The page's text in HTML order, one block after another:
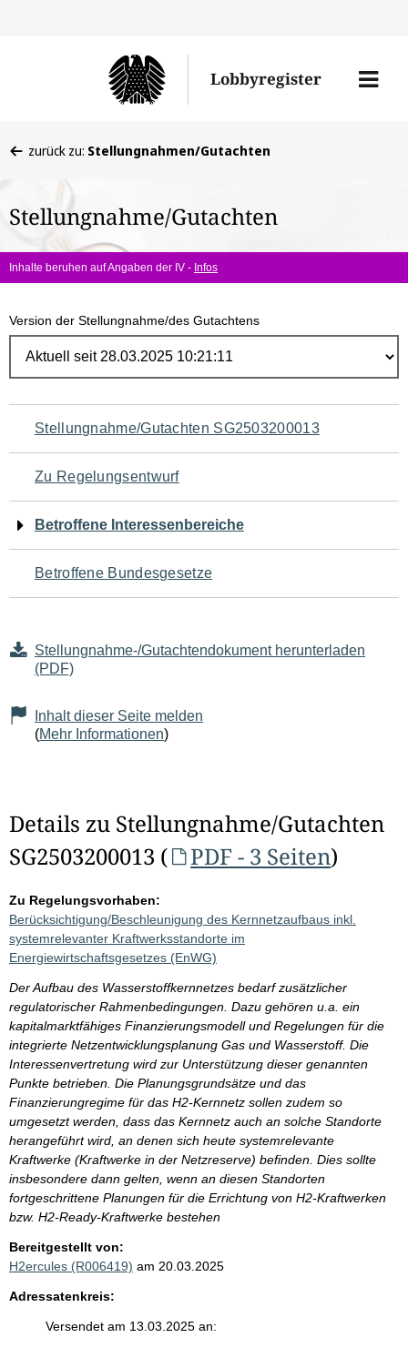
Lobbyregister
Menü
befinden
hier:
zurück zu: Stellungnahmen/Gutachten
Stellungnahme/Gutachten
Inhalte beruhen auf Angaben der IV - Infos
Version der Stellungnahme/des Gutachtens
Navigation
für
den
Seiteninhalt
Stellungnahme/Gutachten SG2503200013
Zu Regelungsentwurf
Betroffene Interessenbereiche
Betroffene Bundesgesetze
Stellungnahme-/Gutachtendokument herunterladen
(PDF)
Inhalt dieser Seite melden
(Mehr Informationen)
Details zu Stellungnahme/Gutachten
SG2503200013 (
PDF - 3 Seiten)
Zu Regelungsvorhaben:
Berücksichtigung/Beschleunigung des Kernnetzaufbaus inkl.
systemrelevanter Kraftwerksstandorte im
Energiewirtschaftsgesetzes (EnWG)
Der Aufbau des Wasserstoffkernnetzes bedarf zusätzlicher
regulatorischer Rahmenbedingungen. Dazu gehören u.a. ein
kapitalmarktfähiges Finanzierungsmodell und Regelungen für die
integrierte Netzentwicklungsplanung Gas und Wasserstoff. Die
Interessenvertretung wird zur Unterstützung dieser genannten
Punkte betrieben. Die Planungsgrundsätze und das
Finanzierungregime für das H2-Kernnetz sollen zudem so
umgesetzt werden, dass das Kernnetz auch an solche Standorte
herangeführt wird, an denen sich heute systemrelevante
Kraftwerke (Kraftwerke in der Netzreserve) befinden. Dies sollte
insbesondere dann gelten, wenn an diesen Standorten
fortgeschrittene Planungen für die Errichtung von H2-Kraftwerken
bzw. H2-Ready-Kraftwerke bestehen
Bereitgestellt von:
H2ercules (R006419) am 20.03.2025
Adressatenkreis:
Versendet am 13.03.2025 an: